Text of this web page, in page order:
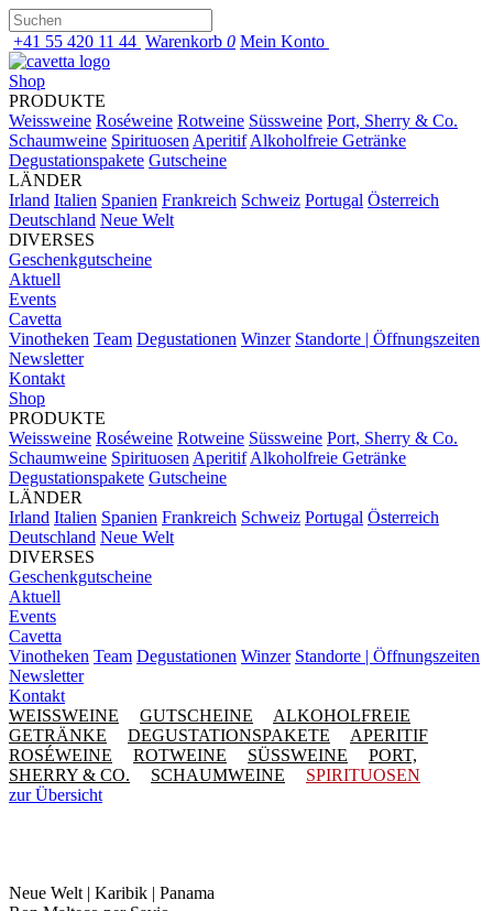
+41 55 420 11 44 Warenkorb 0 Mein Konto
Shop
PRODUKTE
Weissweine Roséweine Rotweine Süssweine Port, Sherry & Co.
Schaumweine Spirituosen Aperitif Alkoholfreie Getränke
Degustationspakete Gutscheine
LÄNDER
Irland Italien Spanien Frankreich Schweiz Portugal Österreich
Deutschland Neue Welt
DIVERSES
Geschenkgutscheine
Aktuell
Events
Cavetta
Vinotheken Team Degustationen Winzer Standorte | Öffnungszeiten
Newsletter
Kontakt
Shop
PRODUKTE
Weissweine Roséweine Rotweine Süssweine Port, Sherry & Co.
Schaumweine Spirituosen Aperitif Alkoholfreie Getränke
Degustationspakete Gutscheine
LÄNDER
Irland Italien Spanien Frankreich Schweiz Portugal Österreich
Deutschland Neue Welt
DIVERSES
Geschenkgutscheine
Aktuell
Events
Cavetta
Vinotheken Team Degustationen Winzer Standorte | Öffnungszeiten
Newsletter
Kontakt
WEISSWEINE
GUTSCHEINE
ALKOHOLFREIE
GETRÄNKE
DEGUSTATIONSPAKETE
APERITIF
ROSÉWEINE
ROTWEINE SÜSSWEINE
PORT,
SHERRY & CO.
SCHAUMWEINE
SPIRITUOSEN
zur Übersicht
Neue Welt | Karibik | Panama